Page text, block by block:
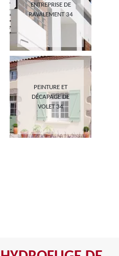
ENTREPRISE DE
RAVALEMENT 34
PEINTURE ET
DÉCAPAGE DE
VOLET 34